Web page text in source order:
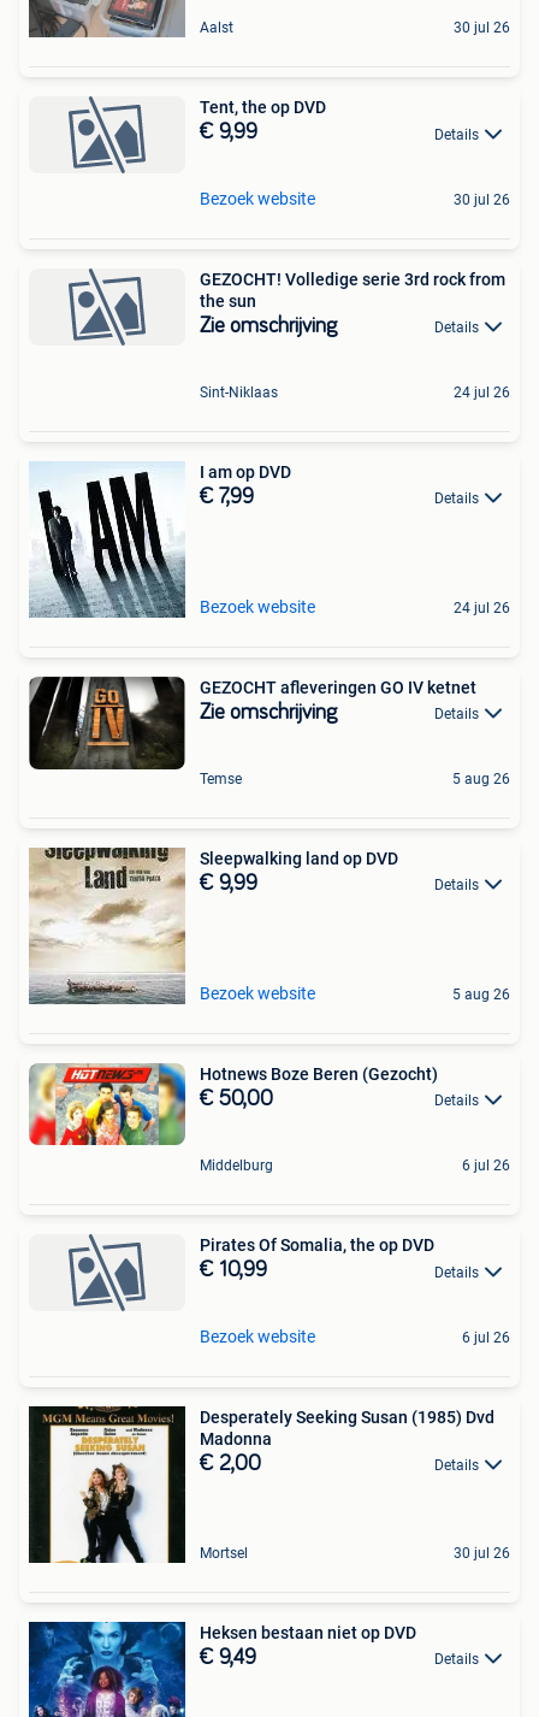
Aalst 30 jul 26
Tent, the op DVD
€ 9,99 Details
Bezoek website 30 jul 26
GEZOCHT! Volledige serie 3rd rock from
the sun
Zie omschrijving Details
Sint-Niklaas 24 jul 26
I am op DVD
€ 7,99 Details
Bezoek website 24 jul 26
GEZOCHT afleveringen GO IV ketnet
Zie omschrijving Details
Temse 5 aug 26
Sleepwalking land op DVD
€ 9,99 Details
Bezoek website 5 aug 26
Hotnews Boze Beren (Gezocht)
€ 50,00 Details
Middelburg 6 jul 26
Pirates Of Somalia, the op DVD
€ 10,99 Details
Bezoek website 6 jul 26
Desperately Seeking Susan (1985) Dvd
Madonna
€ 2,00 Details
Mortsel 30 jul 26
Heksen bestaan niet op DVD
€ 9,49 Details